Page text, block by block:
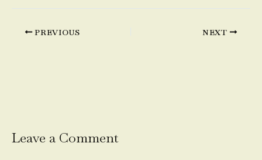
PREVIOUS NEXT
Leave a Comment